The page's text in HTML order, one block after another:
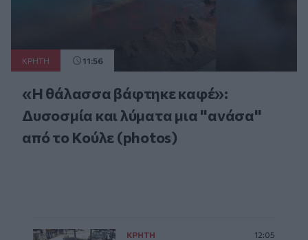
ΚΡΗΤΗ 11:56
«Η θάλασσα βάφτηκε καφέ»:
Δυσοσμία και λύματα μια "ανάσα"
από το Κούλε (photos)
ΚΡΗΤΗ 12:05